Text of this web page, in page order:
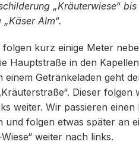
„Kräuterwiese“
Alm“.
folgen kurz einige Meter
Hauptstraße in den
einem Getränkeladen geht
Dieser folgen
weiter. Wir passieren
und folgen etwas später an
weiter nach links.